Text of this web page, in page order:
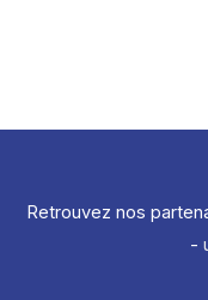
Retrouvez nos
-